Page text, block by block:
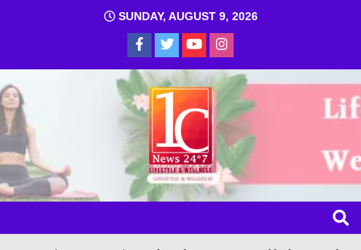
SUNDAY, AUGUST 9, 2026